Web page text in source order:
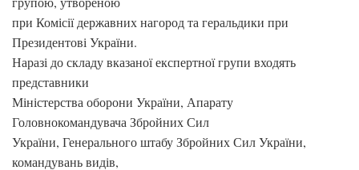
при Комісії державних нагород та геральдики при
Президентові України.
Наразі до складу вказаної експертної групи входять
представники
Міністерства оборони України, Апарату
Головнокомандувача Збройних Сил
України, Генерального штабу Збройних Сил України,
командувань видів,